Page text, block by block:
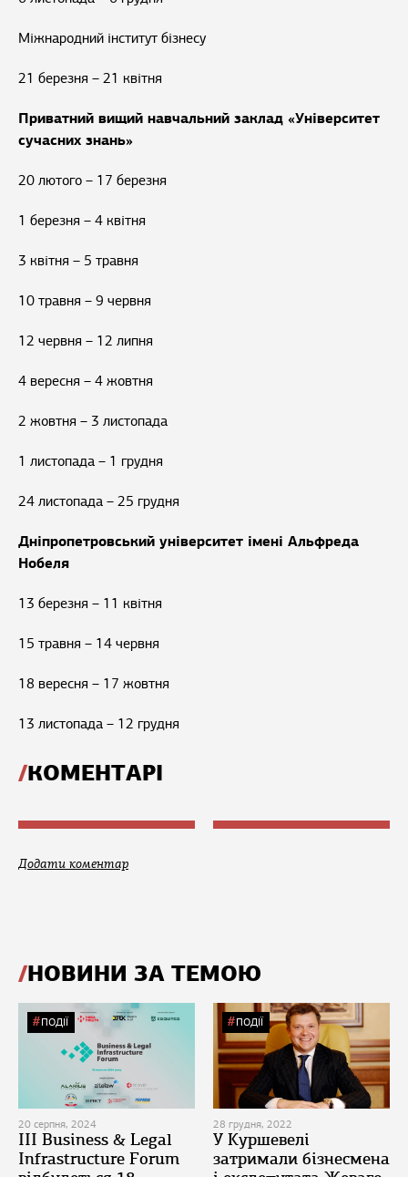
Міжнародний інститут бізнесу
21 березня – 21 квітня
Приватний вищий навчальний заклад «Університет
сучасних знань»
20 лютого – 17 березня
1 березня – 4 квітня
3 квітня – 5 травня
10 травня – 9 червня
12 червня – 12 липня
4 вересня – 4 жовтня
2 жовтня – 3 листопада
1 листопада – 1 грудня
24 листопада – 25 грудня
Дніпропетровський університет імені Альфреда
Нобеля
13 березня – 11 квітня
15 травня – 14 червня
18 вересня – 17 жовтня
13 листопада – 12 грудня
КОМЕНТАРІ
Додати коментар
НОВИНИ ЗА ТЕМОЮ
ПОДІЇ
20 серпня, 2024
ІІІ Business & Legal
Infrastructure Forum
ПОДІЇ
28 грудня, 2022
У Куршевелі
затримали бізнесмена